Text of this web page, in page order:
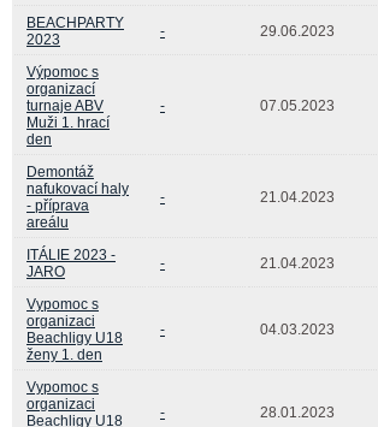
BEACHPARTY
2023
- 29.06.2023
Výpomoc s
organizací
turnaje ABV
Muži 1. hrací
den
- 07.05.2023
Demontáž
nafukovací haly
- příprava
areálu
- 21.04.2023
ITÁLIE 2023 -
JARO
- 21.04.2023
Vypomoc s
organizaci
Beachligy U18
ženy 1. den
- 04.03.2023
Vypomoc s
organizaci
Beachligy U18
- 28.01.2023